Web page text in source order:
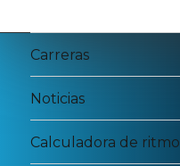
Carreras
Noticias
Calculadora de ritmo